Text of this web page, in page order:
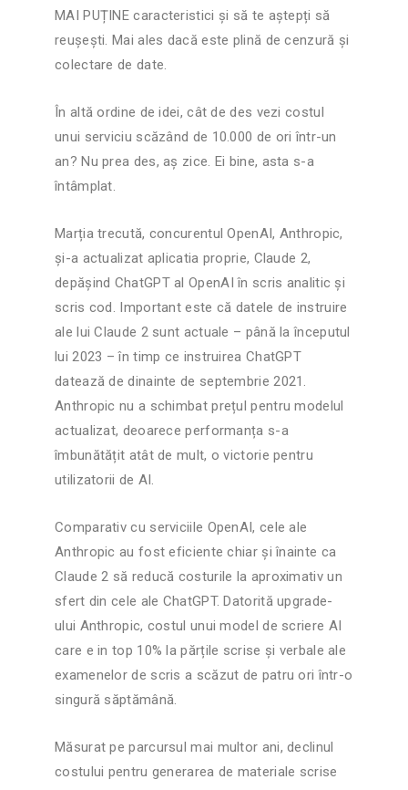
MAI PUȚINE caracteristici și să te aștepți să
reușești. Mai ales dacă este plină de cenzură și
colectare de date.
În altă ordine de idei, cât de des vezi costul
unui serviciu scăzând de 10.000 de ori într-un
an? Nu prea des, aș zice. Ei bine, asta s-a
întâmplat.
Marția trecută, concurentul OpenAI, Anthropic,
și-a actualizat aplicatia proprie, Claude 2,
depășind ChatGPT al OpenAI în scris analitic și
scris cod. Important este că datele de instruire
ale lui Claude 2 sunt actuale – până la începutul
lui 2023 – în timp ce instruirea ChatGPT
datează de dinainte de septembrie 2021.
Anthropic nu a schimbat prețul pentru modelul
actualizat, deoarece performanța s-a
îmbunătățit atât de mult, o victorie pentru
utilizatorii de AI.
Comparativ cu serviciile OpenAI, cele ale
Anthropic au fost eficiente chiar și înainte ca
Claude 2 să reducă costurile la aproximativ un
sfert din cele ale ChatGPT. Datorită upgrade-
ului Anthropic, costul unui model de scriere AI
care e in top 10% la părțile scrise și verbale ale
examenelor de scris a scăzut de patru ori într-o
singură săptămână.
Măsurat pe parcursul mai multor ani, declinul
costului pentru generarea de materiale scrise